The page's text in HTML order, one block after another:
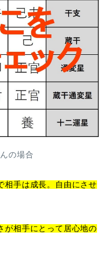
の場合
手は成長。自由にさせ
相手にとって居心地の